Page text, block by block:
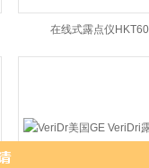
在线式露点仪